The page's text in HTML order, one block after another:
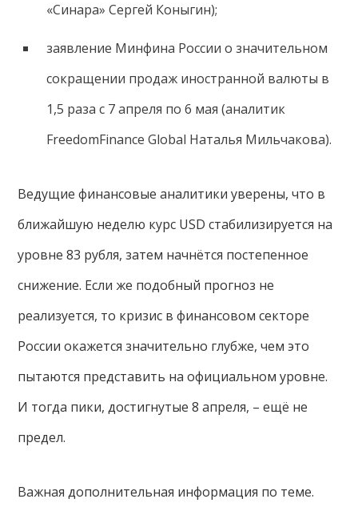
«Синара» Сергей Коныгин);
заявление Минфина России о значительном
сокращении продаж иностранной валюты в
1,5 раза с 7 апреля по 6 мая (аналитик
FreedomFinance Global Наталья Мильчакова).
Ведущие финансовые аналитики уверены, что в
ближайшую неделю курс USD стабилизируется на
уровне 83 рубля, затем начнётся постепенное
снижение. Если же подобный прогноз не
реализуется, то кризис в финансовом секторе
России окажется значительно глубже, чем это
пытаются представить на официальном уровне.
И тогда пики, достигнутые 8 апреля, – ещё не
предел.
Важная дополнительная информация по теме.